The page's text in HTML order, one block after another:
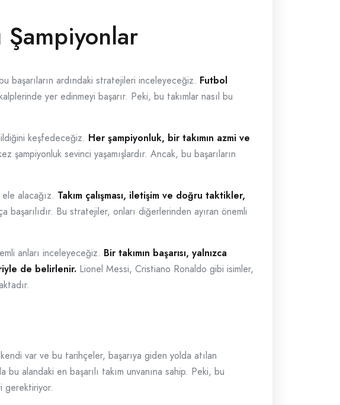
Şampiyonlar
başarıların ardındaki stratejileri inceleyeceğiz. Futbol
yer edinmeyi başarır. Peki, bu takımlar nasıl bu
keşfedeceğiz. Her şampiyonluk, bir takımın azmi ve
sevinci yaşamışlardır. Ancak, bu başarıların
alacağız. Takım çalışması, iletişim ve doğru taktikler,
Bu stratejiler, onları diğerlerinden ayıran önemli
anları inceleyeceğiz. Bir takımın başarısı, yalnızca
de belirlenir. Lionel Messi, Cristiano Ronaldo gibi isimler,
var ve bu tarihçeler, başarıya giden yolda atılan
bu alandaki en başarılı takım unvanına sahip. Peki, bu
gerektiriyor.